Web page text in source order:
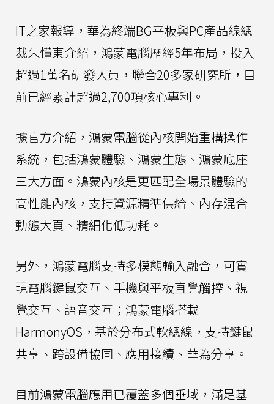
IT之家報導，華為終端BG平板與PC產品線總
裁朱懂東介紹，鴻蒙電腦歷經5年布局，投入
超過1萬名研發人員，聯合20多家研究所，目
前已經累計超過2,700項核心專利。
據官方介紹，鴻蒙電腦從內核開始重構操作
系統，包括鴻蒙體驗、鴻蒙生態、鴻蒙底座
三大方面。鴻蒙內核是更匹配全場景體驗的
高性能內核，支持資源精準供給、內存混合
動態大頁、精細化低功耗。
另外，鴻蒙電腦支持多模態輸入融合，可實
現電腦鍵鼠交互、手機與平板直覺觸控、視
覺交互、語音交互；鴻蒙電腦搭載
HarmonyOS，基於分布式軟總線，支持鍵鼠
共享、跨設備協同、應用接續、華為分享。
目前鴻蒙電腦應用已覆蓋多個垂域，滿足基